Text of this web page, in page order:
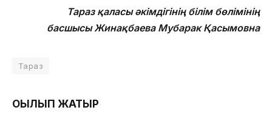
Тараз қаласы әкімдігінің білім бөлімінің
басшысыЖинақбаева Мубарак Қасымовна
Тараз
ОҚЫЛЫП ЖАТЫР